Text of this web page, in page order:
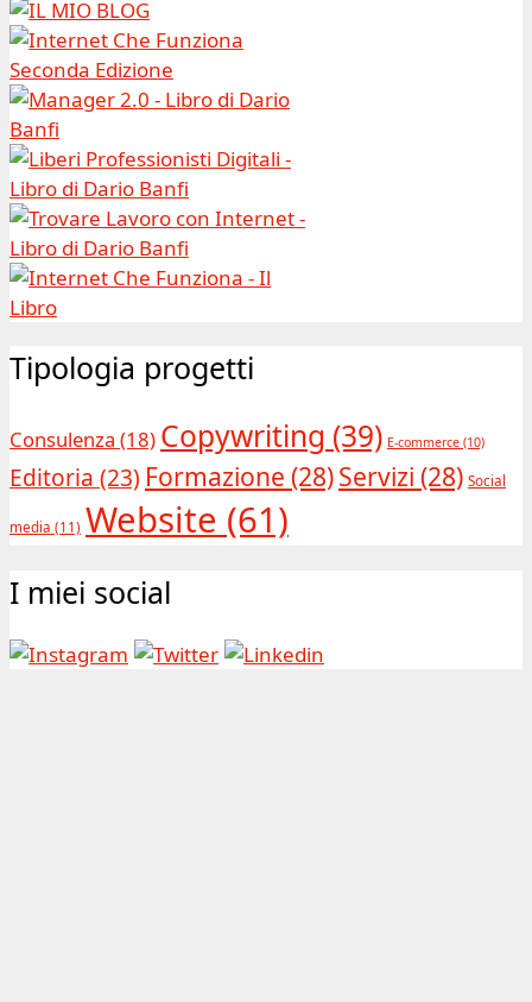
Tipologia progetti
Consulenza (18) Copywriting (39) E-commerce (10)
Editoria (23) Formazione (28)Servizi (28) Social
media (11) Website (61)
I miei social